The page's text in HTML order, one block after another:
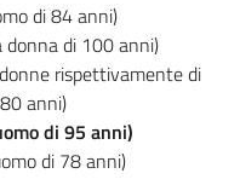
di 84 anni)
donna di 100 anni)
rispettivamente di
anni)
di 95 anni)
di 78 anni)